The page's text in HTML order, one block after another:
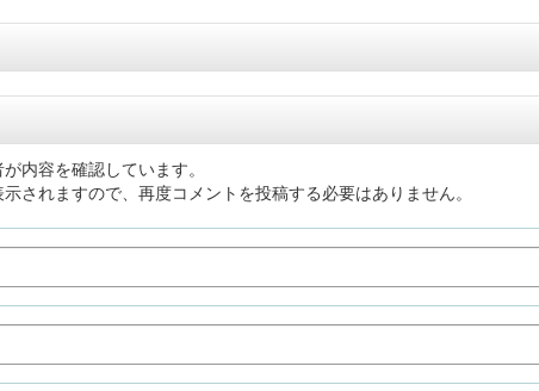
内容を確認しています。
されますので、再度コメントを投稿する必要はありません。